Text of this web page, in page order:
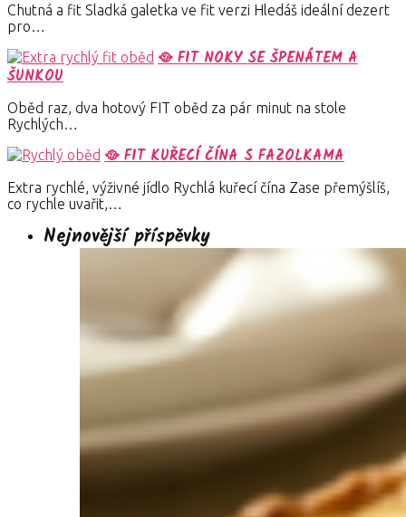
Chutná a fit Sladká galetka ve fit verzi Hledáš ideální dezert
pro…
🥘 FIT NOKY SE ŠPENÁTEM A
ŠUNKOU
Oběd raz, dva hotový FIT oběd za pár minut na stole
Rychlých…
🥘 FIT KUŘECÍ ČÍNA S FAZOLKAMA
Extra rychlé, výživné jídlo Rychlá kuřecí čína Zase přemýšlíš,
co rychle uvařit,…
Nejnovější příspěvky